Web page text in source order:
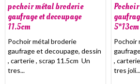
pochoir métal broderie
gaufrage et decoupage
11.5cm
Pochoir métal broderie
gaufrage et decoupage, dessin
, carterie , scrap 11.5cm Un
tres...
5*13cm
Pochoir
,
tres joli...